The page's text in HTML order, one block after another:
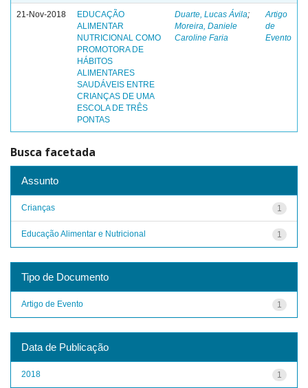
21-Nov-2018
EDUCAÇÃO
ALIMENTAR
NUTRICIONAL COMO
PROMOTORA DE
HÁBITOS
ALIMENTARES
SAUDÁVEIS ENTRE
CRIANÇAS DE UMA
ESCOLA DE TRÊS
PONTAS
Duarte, Lucas Ávila;
Moreira, Daniele
Caroline Faria
Artigo
de
Evento
Busca facetada
Assunto
1
Crianças
1
Educação Alimentar e Nutricional
Tipo de Documento
1
Artigo de Evento
Data de Publicação
1
2018